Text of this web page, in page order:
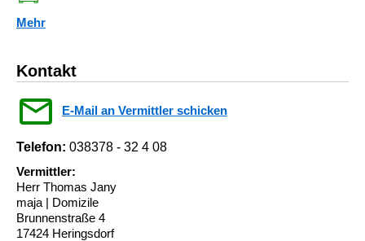
Mehr
Kontakt
E-Mail an Vermittler schicken
Telefon: 038378 - 32 4 08
Vermittler:
Herr Thomas Jany
maja | Domizile
Brunnenstraße 4
17424 Heringsdorf